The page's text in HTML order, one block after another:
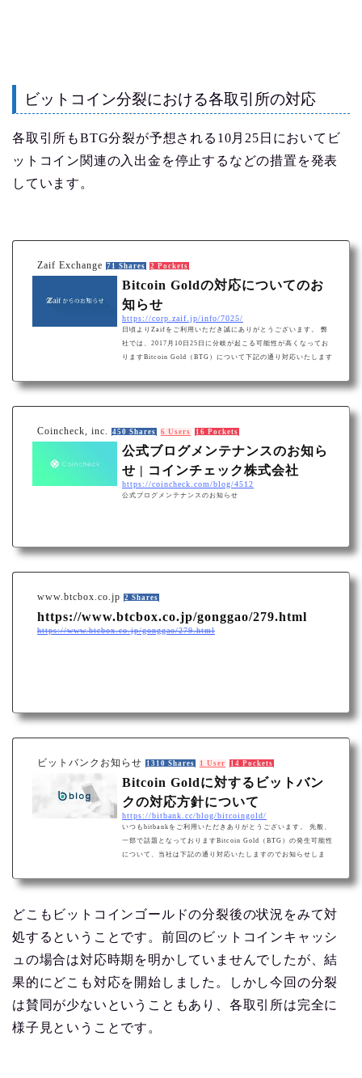
ビットコイン分裂における各取引所の対応
各取引所もBTG分裂が予想される10月25日においてビ
ットコイン関連の入出金を停止するなどの措置を発表
しています。
Zaif Exchange 71 Shares 2 Pockets
Bitcoin Goldの対応についてのお
知らせ
https://corp.zaif.jp/info/7025/
日頃よりZaifをご利用いただき誠にありがとうございます。 弊
社では、2017月10日25日に分岐が起こる可能性が高くなってお
りますBitcoin Gold（BTG）について下記の通り対応いたします
Coincheck, inc. 450 Shares 6 Users 16 Pockets
公式ブログメンテナンスのお知ら
せ | コインチェック株式会社
https://coincheck.com/blog/4512
公式ブログメンテナンスのお知らせ
www.btcbox.co.jp 2 Shares
https://www.btcbox.co.jp/gonggao/279.html
https://www.btcbox.co.jp/gonggao/279.html
ビットバンクお知らせ 1310 Shares 1 User 14 Pockets
Bitcoin Goldに対するビットバン
クの対応方針について
https://bitbank.cc/blog/bitcoingold/
いつもbitbankをご利用いただきありがとうございます。 先般、
一部で話題となっておりますBitcoin Gold（BTG）の発生可能性
について、当社は下記の通り対応いたしますのでお知らせしま
のスナップショットを取得します スナップショットの取得は、
は、BTGに限定されず当社の裁量に基づき当該仮想通貨の取り
扱い可否を決定するものとし、次に掲げる事項などに該当する場
合、付与を行わないことがあります リプレ…
どこもビットコインゴールドの分裂後の状況をみて対
処するということです。前回のビットコインキャッシ
ュの場合は対応時期を明かしていませんでしたが、結
果的にどこも対応を開始しました。しかし今回の分裂
は賛同が少ないということもあり、各取引所は完全に
様子見ということです。